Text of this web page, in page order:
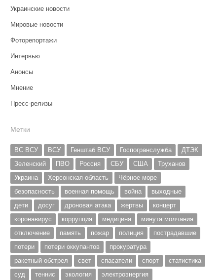
Украинские новости
Мировые новости
Фоторепортажи
Интервью
Анонсы
Мнение
Пресс-релизы
Метки
ВС ВСУ ВСУ Генштаб ВСУ Госпогранслужба
ДТЭК
Зеленский
ПВО Россия СБУ США
Труханов
Украина
Херсонская область
Чёрное море
безопасность
военная помощь война
выходные
дети
досуг дроновая атака жертвы
концерт
коронавирус
коррупция медицина
минута молчания
отключение
память пожар полиция
пострадавшие
потери
потери оккупантов
прокуратура
ракетный обстрел
свет спасатели спорт
статистика
суд
теннис экология
электроэнергия